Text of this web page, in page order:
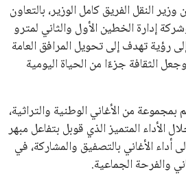
النقل الفريق كامل الوزير، بالتعاون
إدارة الخطين الأول والثاني لمترو
رؤية تهدف إلى تحويل المرافق العامة
الثقافة جزءًا من الحياة اليومية
من الأغاني الوطنية والتراثية،
المتميز الذي قوبل بتفاعل مبهر
أداء الأغاني بالتصفيق والمشاركة، في
والفرحة الجماعية.